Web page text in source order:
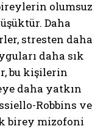
olumsuz
Daha
stresten daha
daha sık
bu kişilerin
daha yatkın
Robbins ve
birey mizofoni